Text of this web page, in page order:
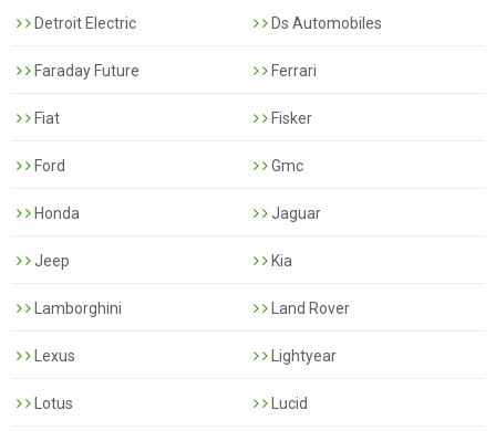
Detroit Electric Ds Automobiles
Faraday Future Ferrari
Fiat Fisker
Ford Gmc
Honda Jaguar
Jeep Kia
Lamborghini Land Rover
Lexus Lightyear
Lotus Lucid